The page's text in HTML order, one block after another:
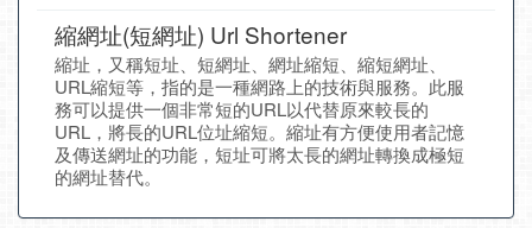
縮網址(短網址) Url Shortener
縮址，又稱短址、短網址、網址縮短、縮短網址、
URL縮短等，指的是一種網路上的技術與服務。此服
務可以提供一個非常短的URL以代替原來較長的
URL，將長的URL位址縮短。縮址有方便使用者記憶
及傳送網址的功能，短址可將太長的網址轉換成極短
的網址替代。